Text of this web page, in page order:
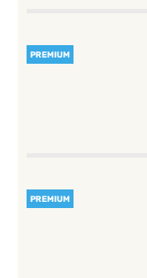
PREMIUM
PREMIUM